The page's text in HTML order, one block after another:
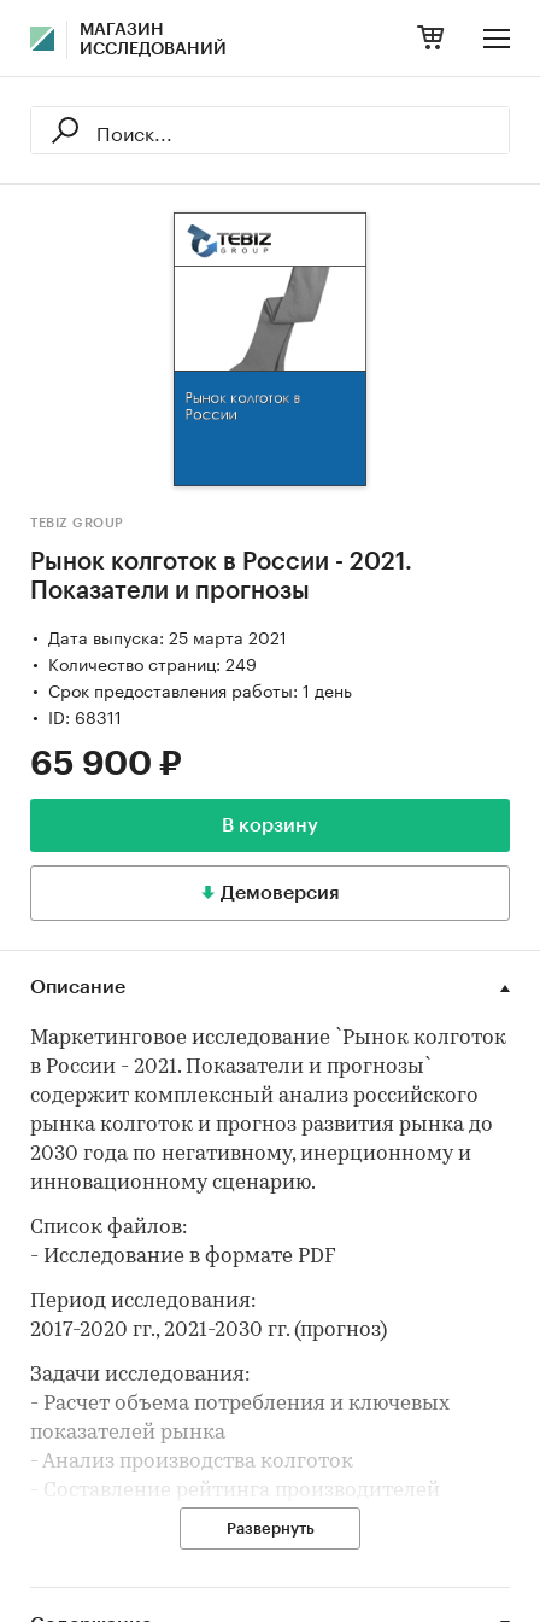
МАГАЗИН
ИССЛЕДОВАНИЙ
TEBIZ GROUP
Рынок колготок в России - 2021.
Показатели и прогнозы
Дата выпуска: 25 марта 2021
Количество страниц: 249
Срок предоставления работы: 1 день
ID: 68311
65 900 ₽
В корзину
Демоверсия
Описание
Маркетинговое исследование `Рынок колготок
в России - 2021. Показатели и прогнозы`
содержит комплексный анализ российского
рынка колготок и прогноз развития рынка до
2030 года по негативному, инерционному и
инновационному сценарию.
Список файлов:
- Исследование в формате PDF
Период исследования:
2017-2020 гг., 2021-2030 гг. (прогноз)
Задачи исследования:
- Расчет объема потребления и ключевых
показателей рынка
- Анализ производства колготок
- Составление рейтинга производителей
- Анализ цен производителей колготок
- Обзор потребительских цен
Развернуть